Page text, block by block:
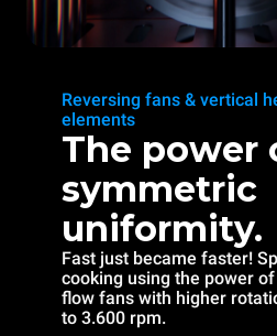
Reversing fans & vertical
elements
The power
symmetric
uniformity.
Fast just became faster!
cooking using the power
flow fans with higher
to 3.600 rpm.